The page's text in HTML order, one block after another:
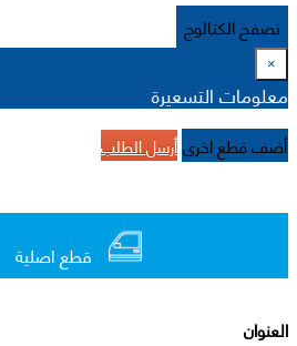
تصفح الكتالوج
×
معلومات التسعيرة
أضف قطع اخرىأرسل الطلب
قطع اصلية
العنوان